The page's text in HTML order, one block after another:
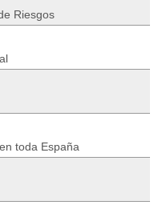
Riesgos
toda España